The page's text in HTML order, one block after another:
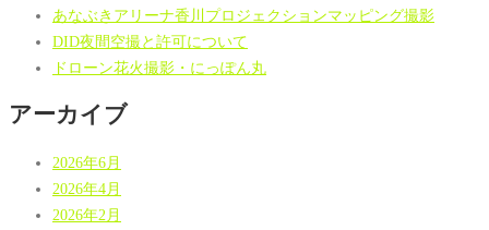
あなぶきアリーナ香川プロジェクションマッピング撮影
DID夜間空撮と許可について
ドローン花火撮影・にっぽん丸
アーカイブ
2026年6月
2026年4月
2026年2月